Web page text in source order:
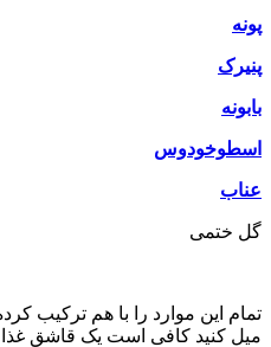
پونه
پنیرک
بابونه
اسطوخودوس
عناب
گل ختمی
تمام این موارد را با هم ترکیب
میل کنید کافی است یک قاشق غذا